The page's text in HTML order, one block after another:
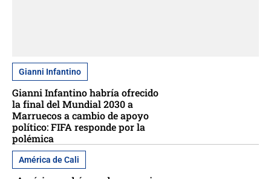
Gianni Infantino
Gianni Infantino habría ofrecido
la final del Mundial 2030 a
Marruecos a cambio de apoyo
político: FIFA responde por la
polémica
América de Cali